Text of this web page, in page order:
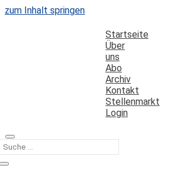
zum Inhalt springen
Startseite
Über
uns
Abo
Archiv
Kontakt
Stellenmarkt
Login
Kategorie